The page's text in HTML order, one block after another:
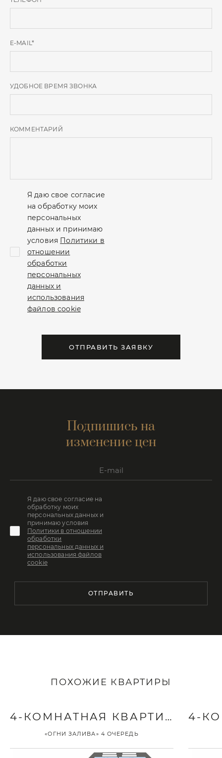
E-MAIL *
УДОБНОЕ ВРЕМЯ ЗВОНКА
КОММЕНТАРИЙ
Я даю свое согласие
на обработку моих
персональных
данных и принимаю
условия Политики в
отношении
обработки
персональных
данных и
использования
файлов cookie
ОТПРАВИТЬ ЗАЯВКУ
Подпишись на
изменение цен
Я даю свое согласие на
обработку моих
персональных данных и
принимаю условия
Политики в отношении
обработки
персональных данных и
использования файлов
cookie
ОТПРАВИТЬ
ПОХОЖИЕ КВАРТИРЫ
4-КОМНАТНАЯ КВАРТИРА
«ОГНИ ЗАЛИВА» 4 ОЧЕРЕДЬ